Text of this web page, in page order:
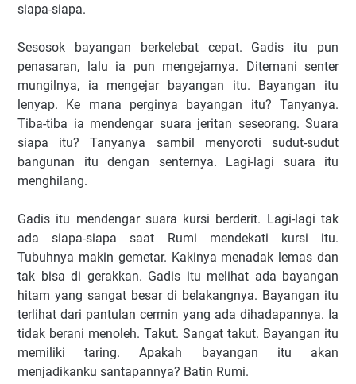
siapa-siapa.
Sesosok bayangan berkelebat cepat. Gadis itu pun
penasaran, lalu ia pun mengejarnya. Ditemani senter
mungilnya, ia mengejar bayangan itu. Bayangan itu
lenyap. Ke mana perginya bayangan itu? Tanyanya.
Tiba-tiba ia mendengar suara jeritan seseorang. Suara
siapa itu? Tanyanya sambil menyoroti sudut-sudut
bangunan itu dengan senternya. Lagi-lagi suara itu
menghilang.
Gadis itu mendengar suara kursi berderit. Lagi-lagi tak
ada siapa-siapa saat Rumi mendekati kursi itu.
Tubuhnya makin gemetar. Kakinya menadak lemas dan
tak bisa di gerakkan. Gadis itu melihat ada bayangan
hitam yang sangat besar di belakangnya. Bayangan itu
terlihat dari pantulan cermin yang ada dihadapannya. Ia
tidak berani menoleh. Takut. Sangat takut. Bayangan itu
memiliki taring. Apakah bayangan itu akan
menjadikanku santapannya? Batin Rumi.